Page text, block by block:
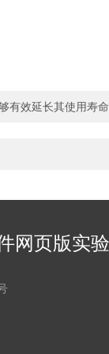
有效延长其使用寿命
网页版实验